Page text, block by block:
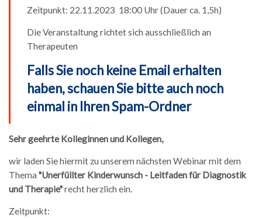
Zeitpunkt: 22.11.2023 18:00 Uhr (Dauer ca. 1,5h)
Die Veranstaltung richtet sich ausschließlich an
Therapeuten
Falls Sie noch keine Email erhalten
haben, schauen Sie bitte auch noch
einmal in Ihren Spam-Ordner
Sehr geehrte Kolleginnen und Kollegen,
wir laden Sie hiermit zu unserem nächsten Webinar mit dem
Thema "Unerfüllter Kinderwunsch - Leitfaden für Diagnostik
und Therapie"recht herzlich ein.
Zeitpunkt: